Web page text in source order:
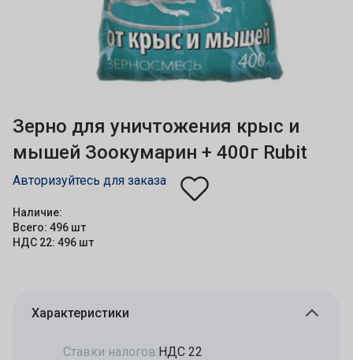
Зерно для уничтожения крыс и
мышей Зоокумарин + 400г Rubit
Авторизуйтесь для заказа
Наличие:
Всего: 496 шт
НДС 22: 496 шт
Характеристики
Ставки налогов:НДС 22